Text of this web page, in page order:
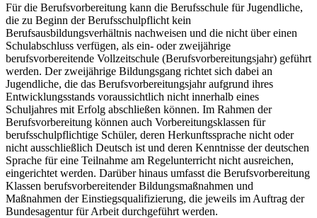
Für die Berufsvorbereitung kann die Berufsschule für Jugendliche,
die zu Beginn der Berufsschulpflicht kein
Berufsausbildungsverhältnis nachweisen und die nicht über einen
Schulabschluss verfügen, als ein- oder zweijährige
berufsvorbereitende Vollzeitschule (Berufsvorbereitungsjahr) geführt
werden. Der zweijährige Bildungsgang richtet sich dabei an
Jugendliche, die das Berufsvorbereitungsjahr aufgrund ihres
Entwicklungsstands voraussichtlich nicht innerhalb eines
Schuljahres mit Erfolg abschließen können. Im Rahmen der
Berufsvorbereitung können auch Vorbereitungsklassen für
berufsschulpflichtige Schüler, deren Herkunftssprache nicht oder
nicht ausschließlich Deutsch ist und deren Kenntnisse der deutschen
Sprache für eine Teilnahme am Regelunterricht nicht ausreichen,
eingerichtet werden. Darüber hinaus umfasst die Berufsvorbereitung
Klassen berufsvorbereitender Bildungsmaßnahmen und
Maßnahmen der Einstiegsqualifizierung, die jeweils im Auftrag der
Bundesagentur für Arbeit durchgeführt werden.